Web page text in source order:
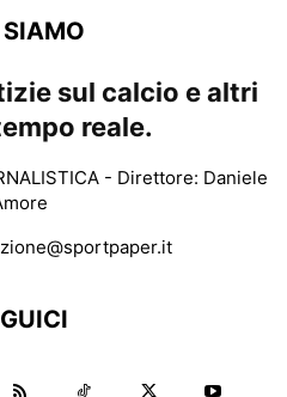
sul calcio e altri
reale.
- Direttore: Daniele